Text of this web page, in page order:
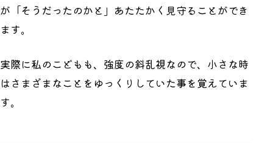
が「そうだったのかと」あたたかく見守ることができ
ます。
実際に私のこどもも、強度の斜乱視なので、小さな時
はさまざまなことをゆっくりしていた事を覚えていま
す。